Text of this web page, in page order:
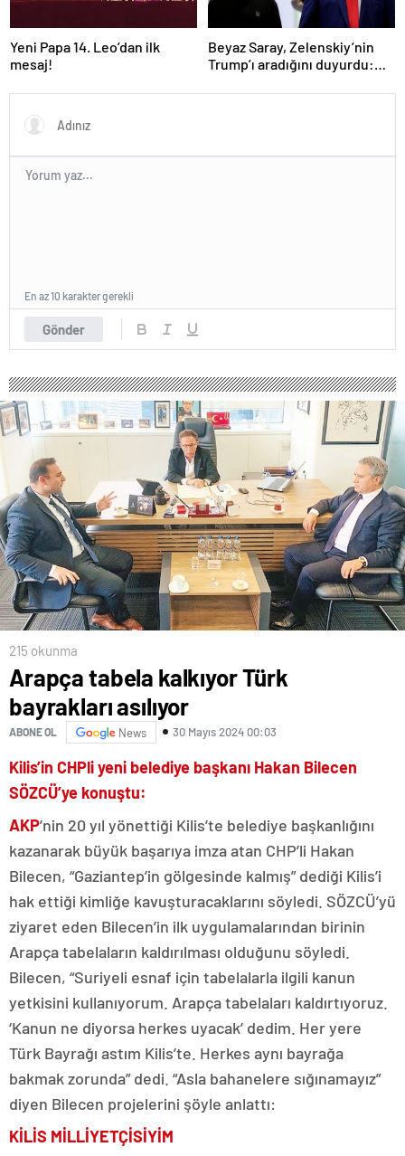
Yeni Papa 14. Leo’dan ilk
mesaj!
Beyaz Saray, Zelenskiy’nin
Trump’ı aradığını duyurdu:
oldu”
Gönder
En az 10 karakter gerekli
215 okunma
Arapça tabela kalkıyor Türk
bayrakları asılıyor
ABONE OL News 30 Mayıs 2024 00:03
Kilis’in CHPli yeni belediye başkanı Hakan Bilecen
SÖZCÜ’ye konuştu:
AKP’nin 20 yıl yönettiği Kilis’te belediye başkanlığını
kazanarak büyük başarıya imza atan CHP’li Hakan
Bilecen, “Gaziantep’in gölgesinde kalmış” dediği Kilis’i
hak ettiği kimliğe kavuşturacaklarını söyledi. SÖZCÜ’yü
ziyaret eden Bilecen’in ilk uygulamalarından birinin
Arapça tabelaların kaldırılması olduğunu söyledi.
Bilecen, “Suriyeli esnaf için tabelalarla ilgili kanun
yetkisini kullanıyorum. Arapça tabelaları kaldırtıyoruz.
‘Kanun ne diyorsa herkes uyacak’ dedim. Her yere
Türk Bayrağı astım Kilis’te. Herkes aynı bayrağa
bakmak zorunda” dedi. “Asla bahanelere sığınamayız”
diyen Bilecen projelerini şöyle anlattı:
KİLİS MİLLİYETÇİSİYİM